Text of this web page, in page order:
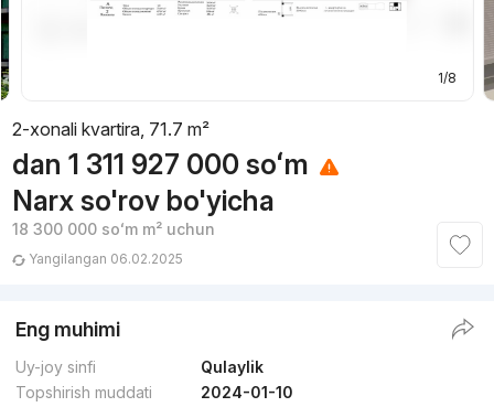
1/8
2-xonali kvartira, 71.7 m²
dan 1 311 927 000 soʻm
Narx so'rov bo'yicha
18 300 000 soʻmm² uchun
Yangilangan 06.02.2025
Eng muhimi
Uy-joy sinfi
Qulaylik
Topshirish muddati
2024-01-10